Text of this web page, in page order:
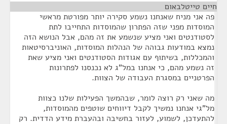
חיים טייטלבאום
פה אני מניח שאנחנו נשמע סקירה יותר מפורטת מראשי
המוסדות מפני שזה הפתרון שהמוסדות התחייבו לתת
לסטודנטים ואני מציע שנשמע את זה מהם, אבל הנושא הזה
נמצא במודעות גבוהה של הנהלות המוסדות, האוניברסיטאות
והמכללות, בשיתוף עם אגודות הסטודנטים ואני מציע שאת
זה נשמע מהם, כי אנחנו במל"ג לא נכנסנו לפתרונות
הפרטניים במסגרת העבודה של הצוות.
מה שאני רק רוצה לומר, שבהמשך הפעילות שלנו כצוות
מל"גי אנחנו נמשיך לקבל דיווחים שוטפים מהמוסדות,
להתעדכן, לשמוע, לעזור בחשיבה ובהעברת מידע הדדית. רק